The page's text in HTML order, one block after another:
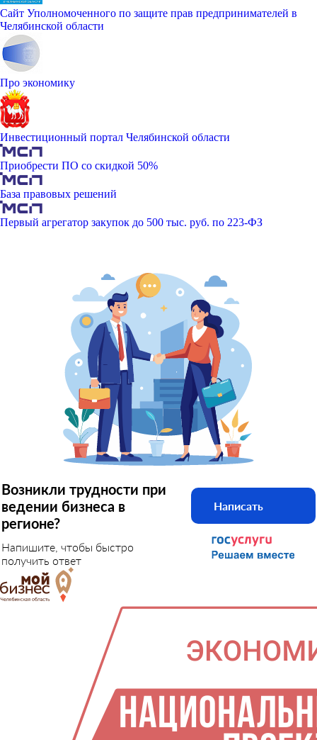
Сайт Уполномоченного по защите прав предпринимателей в
Челябинской области
Про экономику
Инвестиционный портал Челябинской области
Приобрести ПО со скидкой 50%
База правовых решений
Первый агрегатор закупок до 500 тыс. руб. по 223-ФЗ
Возникли трудности при
ведении бизнеса в
регионе?
Напишите, чтобы быстро
получить ответ
Написать